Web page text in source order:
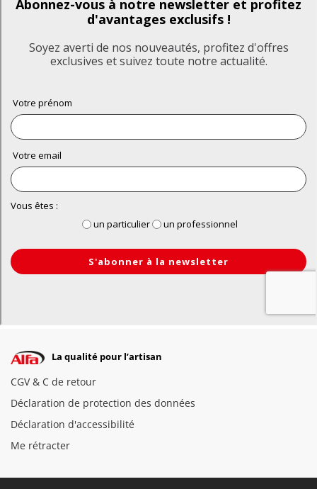
La qualité pour l’artisan
CGV & C de retour
Déclaration de protection des données
Déclaration d'accessibilité
Me rétracter